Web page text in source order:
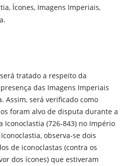
Ícones, Imagens Imperiais,
tratado a respeito da
das Imagens Imperiais
Assim, será verificado como
foram alvo de disputa durante a
Iconoclastia (726-843) no Império
observa-se dois
de iconoclastas (contra os
dos ícones) que estiveram